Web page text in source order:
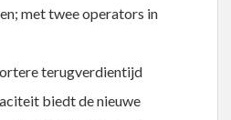
met twee operators in
terugverdientijd
biedt de nieuwe